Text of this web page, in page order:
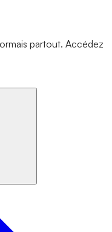
partout. Accédez